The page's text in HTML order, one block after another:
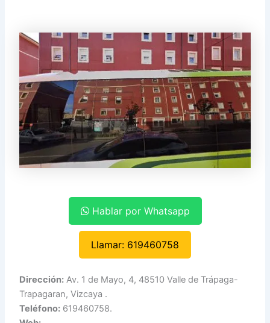
Hablar por Whatsapp
Llamar: 619460758
Dirección: Av. 1 de Mayo, 4, 48510 Valle de Trápaga-
Trapagaran, Vizcaya .
Teléfono: 619460758.